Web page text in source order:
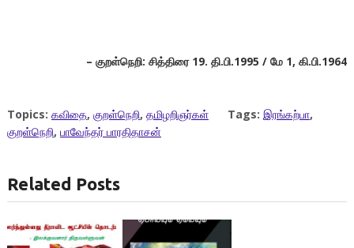
–குறள்நெறி: சித்திரை 19.தி.பி.1995 /மே 1,கி.பி.1964
Topics: கவிதை, குறள்நெறி, தமிழறிஞர்கள் Tags: இரங்கற்பா,
குறள்நெறி, பாவேந்தர் பாரதிதாசன்
Related Posts